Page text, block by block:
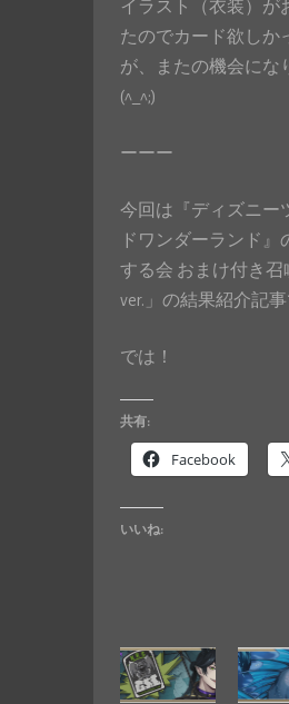
イラスト（衣装）が
たのでカード欲しか
が、またの機会にな
(^_^;)
ーーー
今回は『ディズニー
ドワンダーランド』
する会 おまけ付き召
ver.」の結果紹介記事
では！
共有:
Facebook
いいね: